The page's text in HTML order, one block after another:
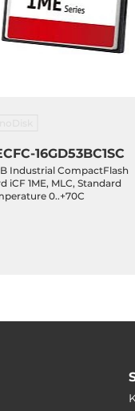
16GD53BC1SC
Industrial CompactFlash
iCF 1ME, MLC, Standard
0..+70C